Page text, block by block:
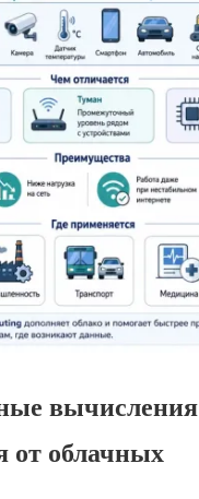
вычисления
от облачных